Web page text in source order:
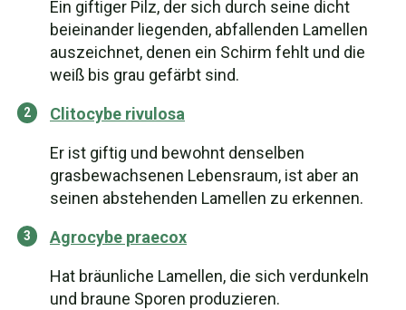
Ein giftiger Pilz, der sich durch seine dicht
beieinander liegenden, abfallenden Lamellen
auszeichnet, denen ein Schirm fehlt und die
weiß bis grau gefärbt sind.
Clitocybe rivulosa
Er ist giftig und bewohnt denselben
grasbewachsenen Lebensraum, ist aber an
seinen abstehenden Lamellen zu erkennen.
Agrocybe praecox
Hat bräunliche Lamellen, die sich verdunkeln
und braune Sporen produzieren.